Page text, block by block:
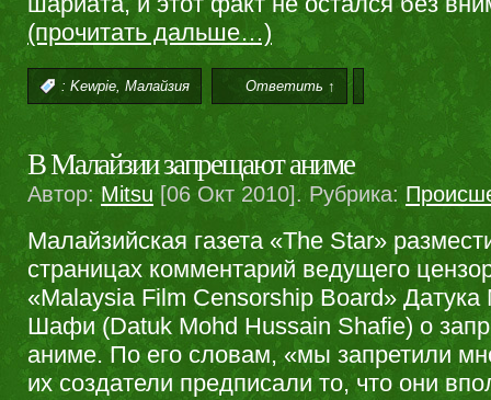
(прочитать дальше…)
: Kewpie Малайзия Ответить ↑
В Малайзии запрещают аниме
Автор: Mitsu [06 Окт 2010]. Рубрика:
Малайзийская газета «The Star»
страницах комментарий ведущего
«Malaysia Film Censorship Board»
Шафи (Datuk Mohd Hussain Shafie) о
аниме. По его словам, «мы запретили
их создатели предписали то, что они